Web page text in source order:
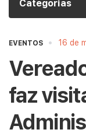
EVENTOS • 16 de
faz
Categorias